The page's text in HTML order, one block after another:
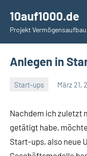
Inhalt
springen
10auf1000.de
Projekt Vermögensaufbau
Anlegen in
Start-ups März 21,
Nachdem ich zuletzt
getätigt habe,
Start-ups, also neue